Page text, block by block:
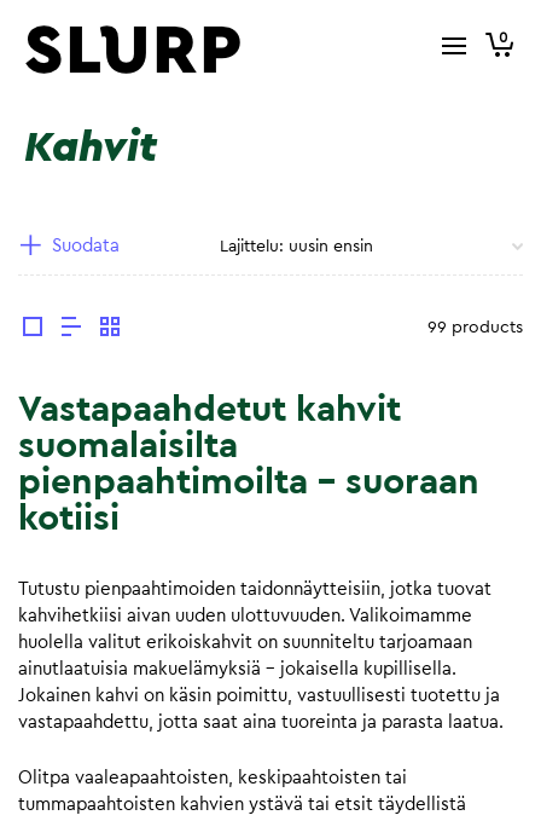
0
Kahvit
Suodata
99 products
Vastapaahdetut kahvit
suomalaisilta
pienpaahtimoilta – suoraan
kotiisi
Tutustu pienpaahtimoiden taidonnäytteisiin, jotka tuovat
kahvihetkiisi aivan uuden ulottuvuuden. Valikoimamme
huolella valitut erikoiskahvit on suunniteltu tarjoamaan
ainutlaatuisia makuelämyksiä – jokaisella kupillisella.
Jokainen kahvi on käsin poimittu, vastuullisesti tuotettu ja
vastapaahdettu, jotta saat aina tuoreinta ja parasta laatua.
Olitpa vaaleapaahtoisten, keskipaahtoisten tai
tummapaahtoisten kahvien ystävä tai etsit täydellistä